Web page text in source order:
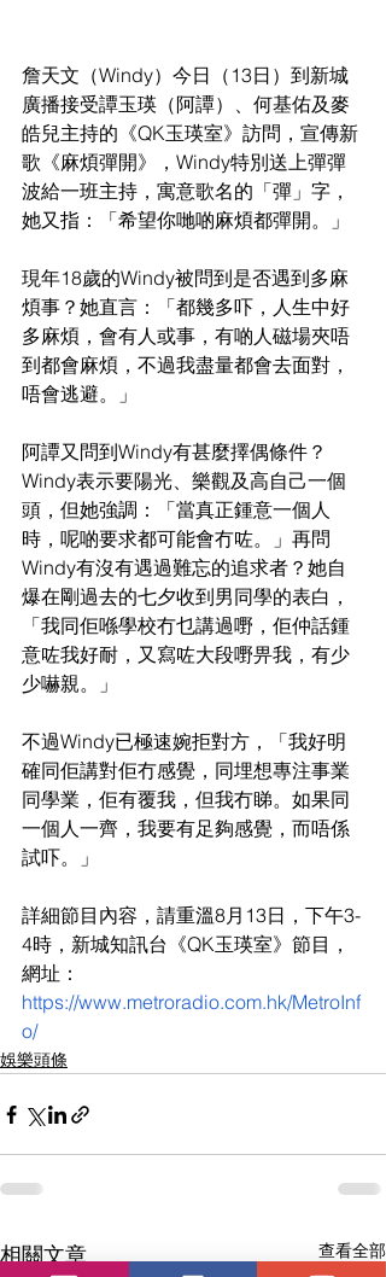
詹天文（Windy）今日（13日）到新城
廣播接受譚玉瑛（阿譚）、何基佑及麥
皓兒主持的《QK玉瑛室》訪問，宣傳新
歌《麻煩彈開》，Windy特別送上彈彈
波給一班主持，寓意歌名的「彈」字，
她又指：「希望你哋啲麻煩都彈開。」
現年18歲的Windy被問到是否遇到多麻
煩事？她直言：「都幾多吓，人生中好
多麻煩，會有人或事，有啲人磁場夾唔
到都會麻煩，不過我盡量都會去面對，
唔會逃避。」
阿譚又問到Windy有甚麼擇偶條件？
Windy表示要陽光、樂觀及高自己一個
頭，但她強調：「當真正鍾意一個人
時，呢啲要求都可能會冇咗。」再問
Windy有沒有遇過難忘的追求者？她自
爆在剛過去的七夕收到男同學的表白，
「我同佢喺學校冇乜講過嘢，佢仲話鍾
意咗我好耐，又寫咗大段嘢畀我，有少
少嚇親。」
不過Windy已極速婉拒對方，「我好明
確同佢講對佢冇感覺，同埋想專注事業
同學業，佢有覆我，但我冇睇。如果同
一個人一齊，我要有足夠感覺，而唔係
試吓。」
詳細節目內容，請重溫8月13日，下午3-
4時，新城知訊台《QK玉瑛室》節目，
網址：
https://www.metroradio.com.hk/MetroInf
o/
娛樂頭條
相關文章 查看全部